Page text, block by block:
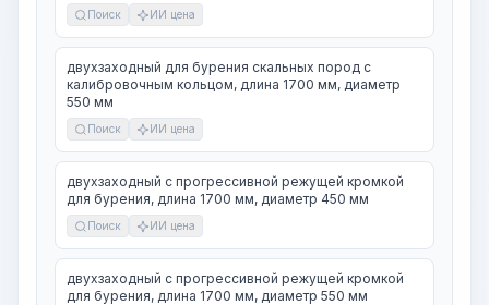
Поиск ИИ цена
двухзаходный для бурения скальных пород с
калибровочным кольцом, длина 1700 мм, диаметр
550 мм
Поиск ИИ цена
двухзаходный с прогрессивной режущей кромкой
для бурения, длина 1700 мм, диаметр 450 мм
Поиск ИИ цена
двухзаходный с прогрессивной режущей кромкой
для бурения, длина 1700 мм, диаметр 550 мм